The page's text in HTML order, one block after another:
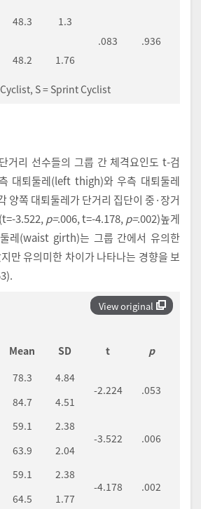
48.3
1.3
.083
.936
48.2 1.76
S = Sprint Cyclist
거리 선수들의 그룹 간 체격요인도 t-검
대퇴둘레(left thigh)와 우측 대퇴둘레
쪽 대퇴둘레가 단거리 집단이 중·장거
3.522, p=.006, t=-4.178, p=.002)높게
레(waist girth)는 그룹 간에서 유의한
만 유의미한 차이가 나타나는 경향을 보
View original
Mean SD t
p
78.3
4.84
-2.224
.053
84.7
4.51
59.1
2.38
-3.522
.006
63.9
2.04
59.1
2.38
-4.178
.002
64.5
1.77